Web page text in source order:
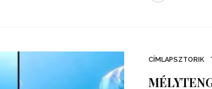
CÍMLAPSZTORIK